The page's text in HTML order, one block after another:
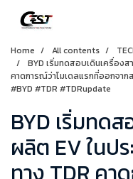
Home All contents
BYD เริ่มทดสอบเดินเครื่องส
คาดการณ์ว่าโมเดลแรกที่ออกจาก
#BYD #TDR #TDRupdate
BYD เริ่มทด
ผลิต EV ในป